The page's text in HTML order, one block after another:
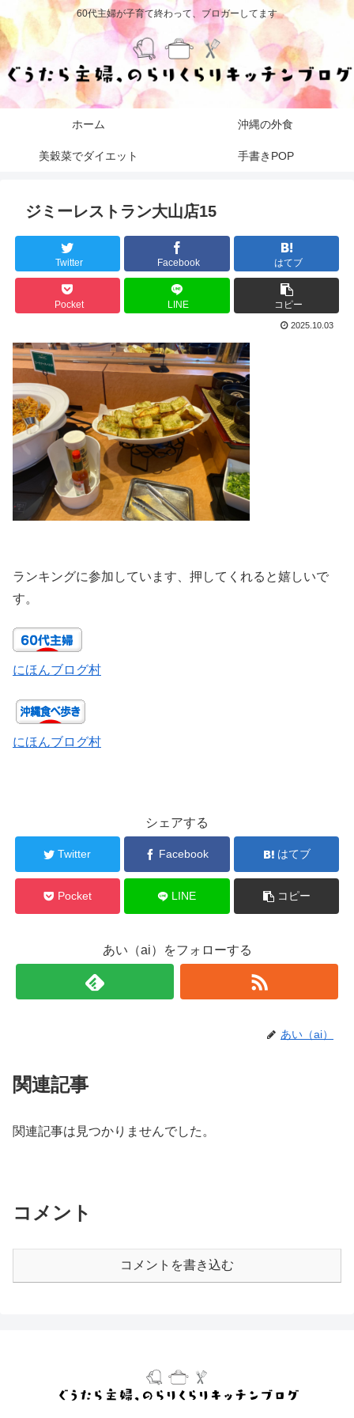
60代主婦が子育て終わって、ブロガーしてます
ホーム 沖縄の外食
美穀菜でダイエット 手書きPOP
ジミーレストラン大山店15
Twitter Facebook はてブ
Pocket LINE コピー
2025.10.03
ランキングに参加しています、押してくれると嬉しいで
す。
にほんブログ村
にほんブログ村
シェアする
Twitter Facebook はてブ
Pocket LINE コピー
あい（ai）をフォローする
あい（ai）
関連記事
関連記事は見つかりませんでした。
コメント
コメントを書き込む